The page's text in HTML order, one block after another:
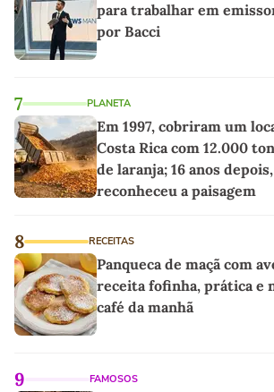
para trabalhar em
por Bacci
7 PLANETA
Em 1997, cobriram um
Costa Rica com 12.000
de laranja; 16 anos
reconheceu a paisagem
8 RECEITAS
Panqueca de maçã com
receita fofinha, prática e
café da manhã
9 FAMOSOS